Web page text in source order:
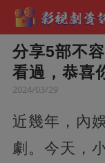
分享5部不
看過，恭喜
2024/03/29
近幾年，內
劇。今天，